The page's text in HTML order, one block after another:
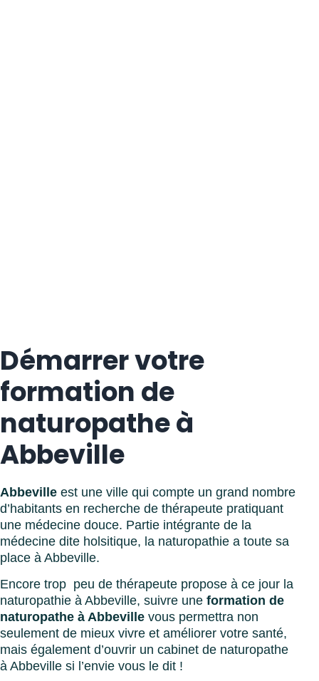
Démarrer votre
formation de
naturopathe à
Abbeville
Abbeville est une ville qui compte un grand nombre
d’habitants en recherche de thérapeute pratiquant
une médecine douce. Partie intégrante de la
médecine dite holsitique, la naturopathie a toute sa
place à Abbeville.
Encore trop peu de thérapeute propose à ce jour la
naturopathie à Abbeville, suivre une formation de
naturopathe à Abbeville vous permettra non
seulement de mieux vivre et améliorer votre santé,
mais également d’ouvrir un cabinet de naturopathe
à Abbeville si l’envie vous le dit !